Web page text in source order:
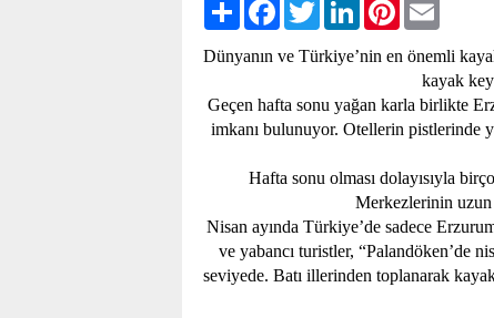
Dünyanın ve Türkiye’nin en önemli
kayak
Geçen hafta sonu yağan karla birlikte
imkanı bulunuyor. Otellerin pistlerinde
Hafta sonu olması dolayısıyla
Merkezlerinin uzun
Nisan ayında Türkiye’de sadece
ve yabancı turistler, “Palandöken’de
seviyede. Batı illerinden toplanarak